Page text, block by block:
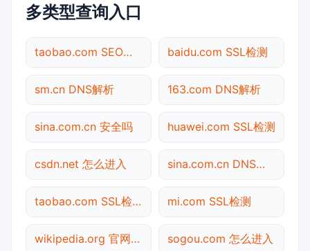
多类型查询入口
taobao.com SEO体检 baidu.com SSL检测
sm.cn DNS解析 163.com DNS解析
sina.com.cn 安全吗 huawei.com SSL检测
csdn.net 怎么进入 sina.com.cn DNS解析
taobao.com SSL检测 mi.com SSL检测
wikipedia.org 官网入口 sogou.com 怎么进入